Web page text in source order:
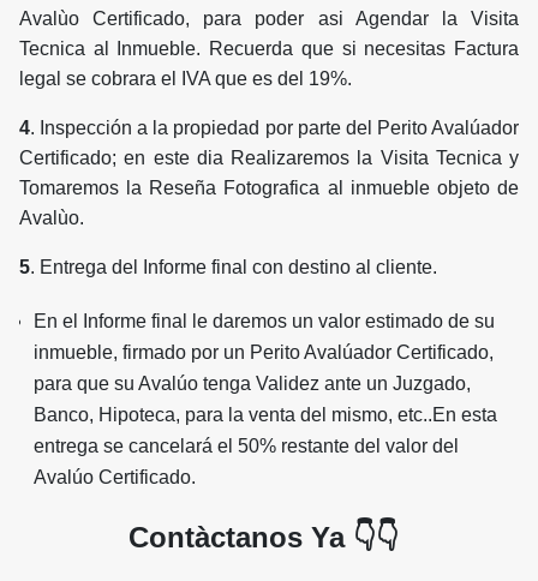
Avalùo Certificado, para poder asi Agendar la Visita
Tecnica al Inmueble. Recuerda que si necesitas Factura
legal se cobrara el IVA que es del 19%.
4. Inspección a la propiedad por parte del Perito Avalúador
Certificado; en este dia Realizaremos la Visita Tecnica y
Tomaremos la Reseña Fotografica al inmueble objeto de
Avalùo.
5. Entrega del Informe final con destino al cliente.
En el Informe final le daremos un valor estimado de su
inmueble, firmado por un Perito Avalúador Certificado,
para que su Avalúo tenga Validez ante un Juzgado,
Banco, Hipoteca, para la venta del mismo, etc..En esta
entrega se cancelará el 50% restante del valor del
Avalúo Certificado.
Contàctanos Ya 👇👇